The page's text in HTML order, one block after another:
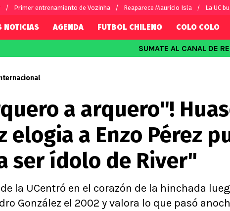
Primer entrenamiento de Vozinha Reaparece Mauricio Isla La UC
Nacional
Femenino
Alexis Sánchez
Carlos Palacios
Chilenos por el mundo
Fútbol Argentino
Fútbol Brasileño
NOTICIAS AGENDA FUTBOL CHILENO COLO COLO
SUMATE AL CANAL DE
a arquero"!
elogia a Enzo Pérez
ser ídolo de River"
la UCentró en el corazón de la hinchada
González el 2002 y valora lo que pasó